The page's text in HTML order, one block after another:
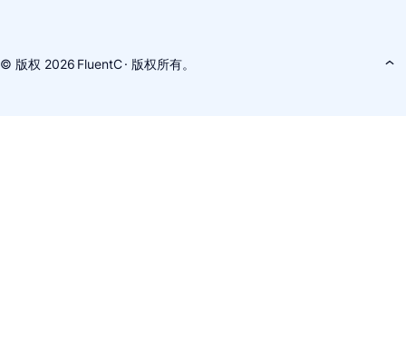
© 版权 2026 FluentC· 版权所有。